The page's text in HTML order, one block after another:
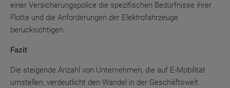
einer Versicherungspolice die spezifischen Bedürfnisse ihrer
Flotte und die Anforderungen der Elektrofahrzeuge
berücksichtigen.
Fazit
Die steigende Anzahl von Unternehmen, die auf E-Mobilität
umstellen, verdeutlicht den Wandel in der Geschäftswelt.